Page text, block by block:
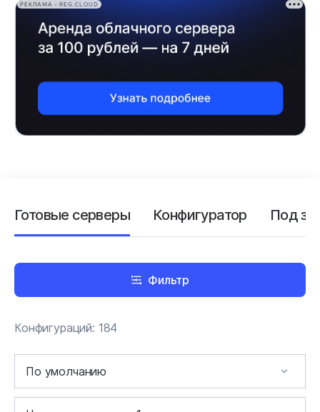
РЕКЛАМА • REG.CLOUD
Готовые серверы Конфигуратор Под
Фильтр
Конфигураций: 184